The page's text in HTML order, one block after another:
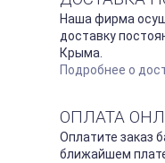
Наша фирма
доставку
Крыма.
Подробнее о
ОПЛАТА
Оплатите заказ
ближайшем